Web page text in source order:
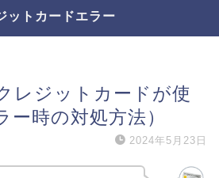
ットカードエラー
レジットカードが使
ー時の対処方法）
2024年5月23日